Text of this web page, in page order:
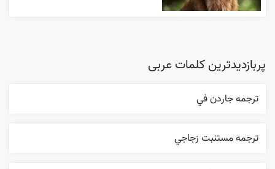
پربازدیدترین کلمات عربی
ترجمه جاردن في
ترجمه مستنبت زجاجي